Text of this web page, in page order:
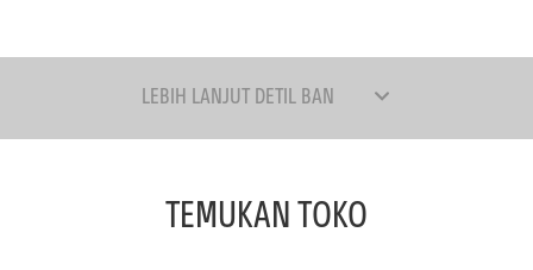
LEBIH LANJUT DETIL BAN
TEMUKAN TOKO